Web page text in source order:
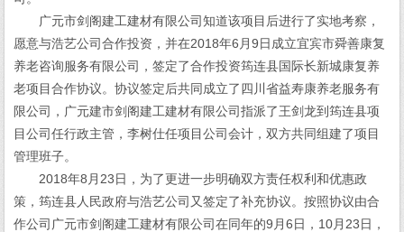
广元市剑阁建工建材有限公司知道该项目后进行了实地考察，
愿意与浩艺公司合作投资，并在2018年6月9日成立宜宾市舜善康复
养老咨询服务有限公司，签定了合作投资筠连县国际长新城康复养
老项目合作协议。协议签定后共同成立了四川省益寿康养老服务有
限公司，广元建市剑阁建工建材有限公司指派了王剑龙到筠连县项
目公司任行政主管，李树仕任项目公司会计，双方共同组建了项目
管理班子。
2018年8月23日，为了更进一步明确双方责任权利和优惠政
策，筠连县人民政府与浩艺公司又签定了补充协议。按照协议由合
作公司广元市剑阁建工建材有限公司在同年的9月6日，10月23日，